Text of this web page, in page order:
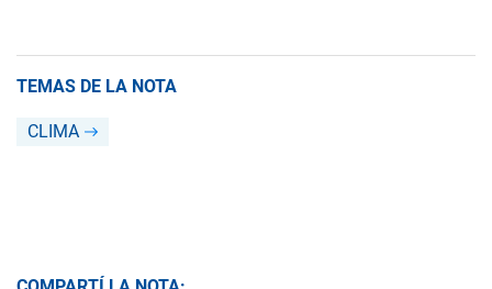
TEMAS DE LA NOTA
CLIMA